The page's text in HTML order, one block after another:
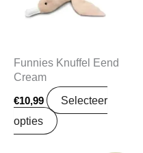
Funnies Knuffel Eend
Cream
€10,99
Selecteer
opties